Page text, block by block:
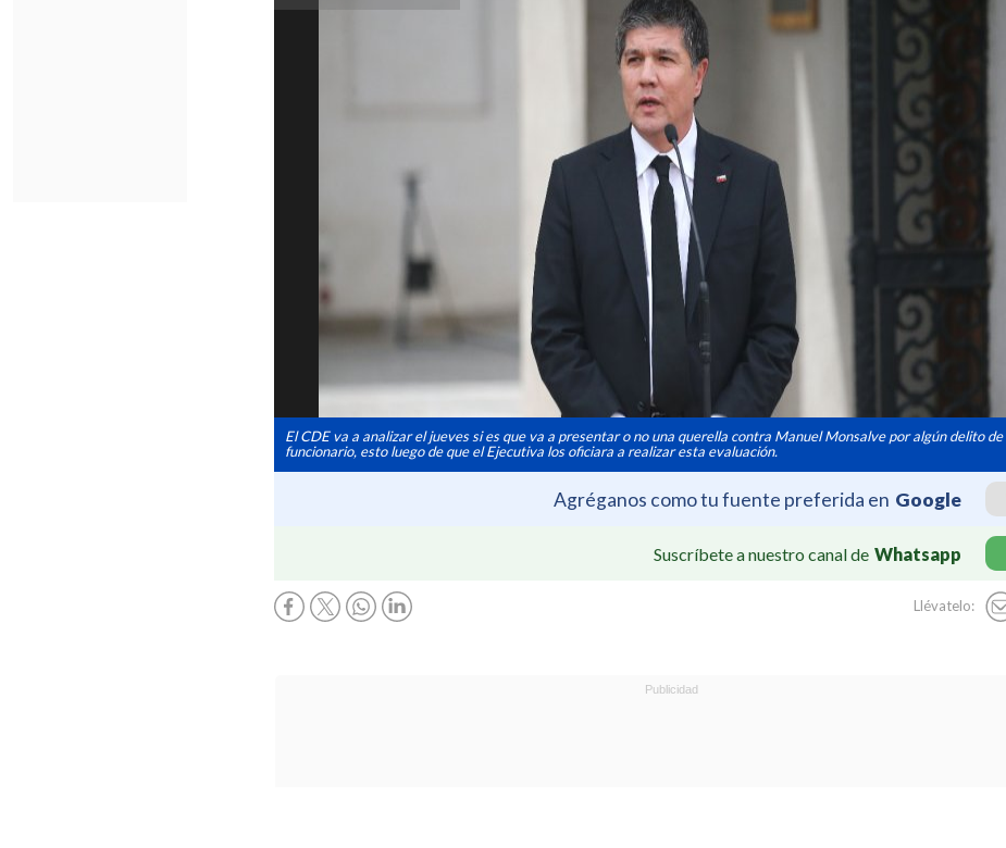
El CDE va a analizar el jueves si es que va a presentar o no una querella contra Manuel Monsalve por algún delito de
funcionario, esto luego de que el Ejecutiva los oficiara a realizar esta evaluación.
Agréganos como tu fuente preferida en Google
Suscríbete a nuestro canal de Whatsapp
Llévatelo: